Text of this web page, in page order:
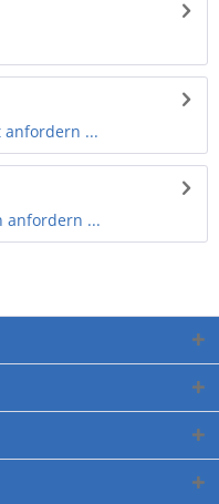
anfordern ...
anfordern ...